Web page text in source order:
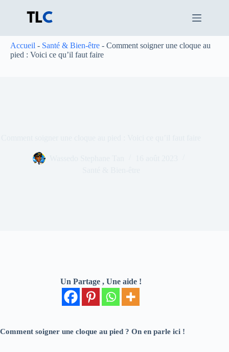
Accueil - Santé & Bien-être - Comment soigner une cloque au
pied : Voici ce qu’il faut faire
Un Partage , Une aide !
Comment soigner une cloque au pied ? On en parle ici !